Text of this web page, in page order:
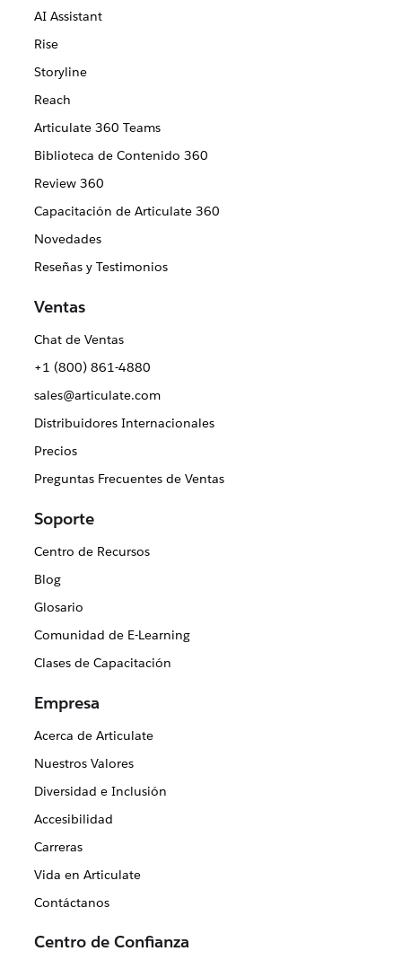
AI Assistant
Rise
Storyline
Reach
Articulate 360 Teams
Biblioteca de Contenido 360
Review 360
Capacitación de Articulate 360
Novedades
Reseñas y Testimonios
Ventas
Chat de Ventas
+1 (800) 861-4880
sales@articulate.com
Distribuidores Internacionales
Precios
Preguntas Frecuentes de Ventas
Soporte
Centro de Recursos
Blog
Glosario
Comunidad de E-Learning
Clases de Capacitación
Empresa
Acerca de Articulate
Nuestros Valores
Diversidad e Inclusión
Accesibilidad
Carreras
Vida en Articulate
Contáctanos
Centro de Confianza